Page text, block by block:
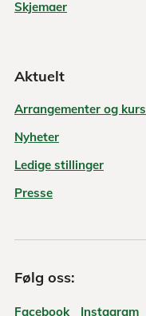
Skjemaer
Aktuelt
Arrangementer og kurs
Nyheter
Ledige stillinger
Presse
Følg oss:
Facebook Instagram